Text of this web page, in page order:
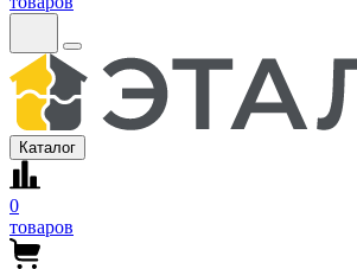
Каталог
0
товаров